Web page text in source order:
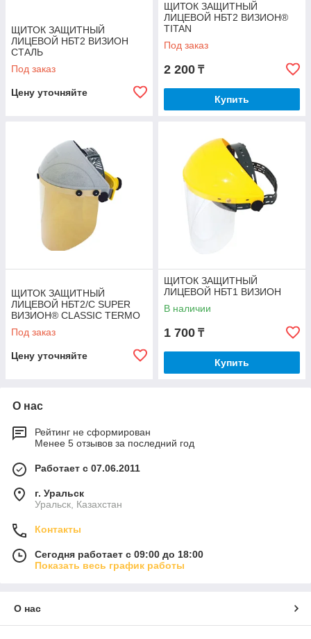
ЩИТОК ЗАЩИТНЫЙ
ЛИЦЕВОЙ НБТ2 ВИЗИОН
СТАЛЬ
Под заказ
Цену уточняйте
ЩИТОК ЗАЩИТНЫЙ
ЛИЦЕВОЙ НБТ2 ВИЗИОН®
TITAN
Под заказ
2 200 ₸
Купить
ЩИТОК ЗАЩИТНЫЙ
ЛИЦЕВОЙ НБТ2/С SUPER
ВИЗИОН® CLASSIC TERMO
Под заказ
Цену уточняйте
ЩИТОК ЗАЩИТНЫЙ
ЛИЦЕВОЙ НБТ1 ВИЗИОН
В наличии
1 700 ₸
Купить
О нас
Рейтинг не сформирован
Менее 5 отзывов за последний год
Работает с 07.06.2011
г. Уральск
Уральск, Казахстан
Контакты
Сегодня работает с 09:00 до 18:00
Показать весь график работы
О нас